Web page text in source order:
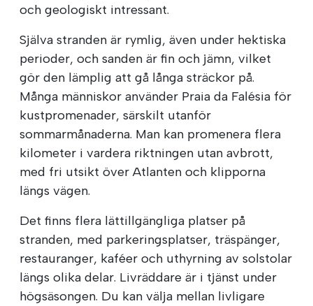
och geologiskt intressant.
Själva stranden är rymlig, även under hektiska
perioder, och sanden är fin och jämn, vilket
gör den lämplig att gå långa sträckor på.
Många människor använder Praia da Falésia för
kustpromenader, särskilt utanför
sommarmånaderna. Man kan promenera flera
kilometer i vardera riktningen utan avbrott,
med fri utsikt över Atlanten och klipporna
längs vägen.
Det finns flera lättillgängliga platser på
stranden, med parkeringsplatser, träspänger,
restauranger, kaféer och uthyrning av solstolar
längs olika delar. Livräddare är i tjänst under
högsäsongen. Du kan välja mellan livligare